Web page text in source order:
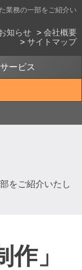
業務の一部をご紹介い
知らせ
会社概要
サイトマップ
ービス
をご紹介いたし
作」